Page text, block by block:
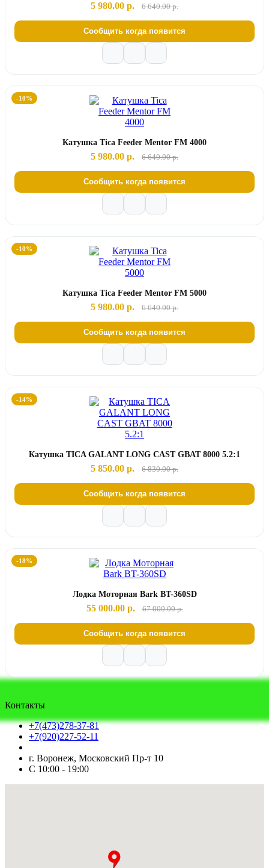
5 980.00 р. 6 640.00 р.
Сообщить когда появится
-10%
Катушка Tica Feeder Mentor FM 4000
5 980.00 р. 6 640.00 р.
Сообщить когда появится
-10%
Катушка Tica Feeder Mentor FM 5000
5 980.00 р. 6 640.00 р.
Сообщить когда появится
-14%
Катушка TICA GALANT LONG CAST GBAT 8000 5.2:1
5 850.00 р. 6 830.00 р.
Сообщить когда появится
-18%
Лодка Моторная Bark BT-360SD
55 000.00 р. 67 000.00 р.
Сообщить когда появится
Контакты
+7(473)278-37-81
+7(920)227-52-11
г. Воронеж, Московский Пр-т 10
С 10:00 - 19:00